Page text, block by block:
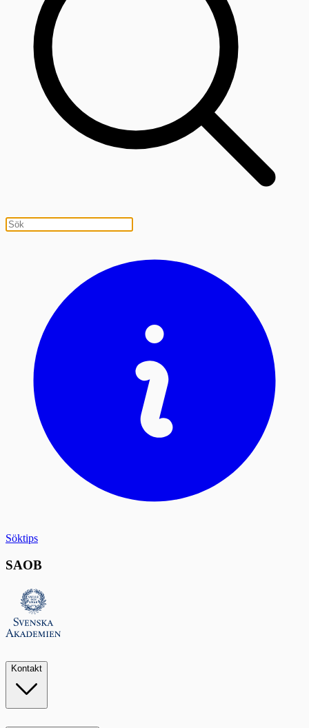
Söktips
SAOB
Kontakt